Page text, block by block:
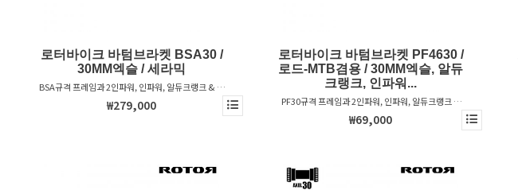
로터바이크 바텀브라켓 BSA30 /
30MM엑슬 / 세라믹
BSA규격 프레임과 2인파워, 인파워, 알듀크랭크 & 베
가스트 크랭크를 위한 바텀브라켓 - 2022 스페셜라이
즈드 호환
₩279,000
로터바이크 바텀브라켓 PF4630 /
로드-MTB겸용 / 30MM엑슬, 알듀
크랭크, 인파워...
PF30규격 프레임과 2인파워, 인파워, 알듀크랭크 &
베가스트 크랭크를 위한 바텀브라켓
₩69,000